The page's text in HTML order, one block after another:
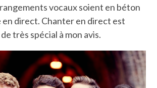
vocaux soient en béton
en direct. Chanter en direct est
très spécial à mon avis.